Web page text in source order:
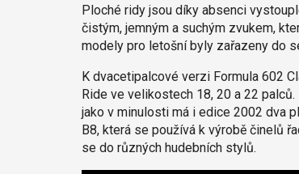
Ploché ridy jsou díky absenci
čistým, jemným a suchým zvukem,
modely pro letošní byly zařazeny do
K dvacetipalcové verzi Formula 602
Ride ve velikostech 18, 20 a 22
jako v minulosti má i edice 2002 dva
B8, která se používá k výrobě činelů
se do různých hudebních stylů.